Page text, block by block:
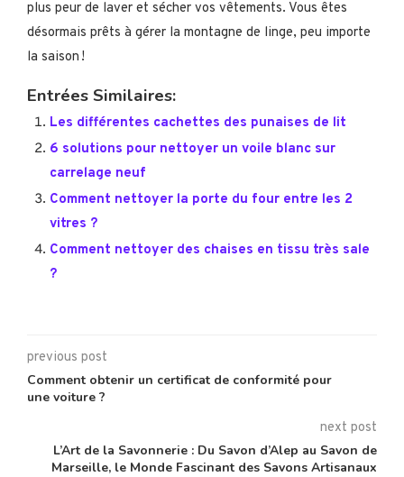
plus peur de laver et sécher vos vêtements. Vous êtes
désormais prêts à gérer la montagne de linge, peu importe
la saison !
Entrées Similaires:
Les différentes cachettes des punaises de lit
6 solutions pour nettoyer un voile blanc sur
carrelage neuf
Comment nettoyer la porte du four entre les 2
vitres ?
Comment nettoyer des chaises en tissu très sale
?
previous post
Comment obtenir un certificat de conformité pour
une voiture ?
next post
L’Art de la Savonnerie : Du Savon d’Alep au Savon de
Marseille, le Monde Fascinant des Savons Artisanaux